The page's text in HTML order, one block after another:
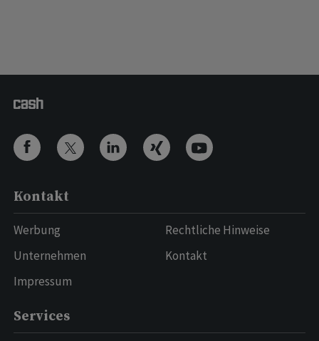
Kontakt
Werbung
Unternehmen
Impressum
Rechtliche Hinweise
Kontakt
Services